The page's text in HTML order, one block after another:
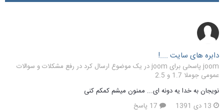
دابره های سایت ....!
joom پاسخی برای joom در یک موضوع ارسال کرد در
رفع مشکلات و سوالات
عمومی جوملا 1.7 و 2.5
نویجان به خدا یه دونه ای... ممنون میشم کمکم کنی
13 دی 1391